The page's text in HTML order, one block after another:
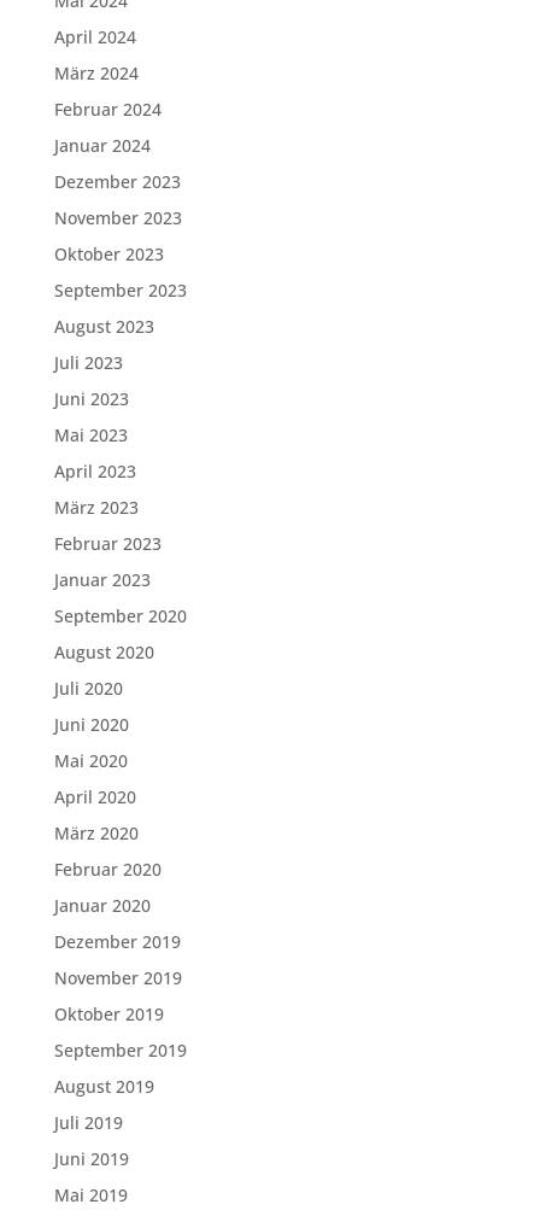
April 2024
März 2024
Februar 2024
Januar 2024
Dezember 2023
November 2023
Oktober 2023
September 2023
August 2023
Juli 2023
Juni 2023
Mai 2023
April 2023
März 2023
Februar 2023
Januar 2023
September 2020
August 2020
Juli 2020
Juni 2020
Mai 2020
April 2020
März 2020
Februar 2020
Januar 2020
Dezember 2019
November 2019
Oktober 2019
September 2019
August 2019
Juli 2019
Juni 2019
Mai 2019